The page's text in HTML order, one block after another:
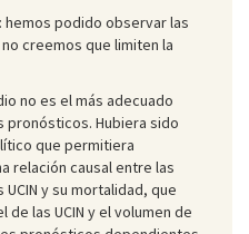
: hemos podido observar las
creemos que limiten la
no es el más adecuado
pronósticos. Hubiera sido
que permitiera
relación causal entre las
y su mortalidad, que
de las UCIN y el volumen de